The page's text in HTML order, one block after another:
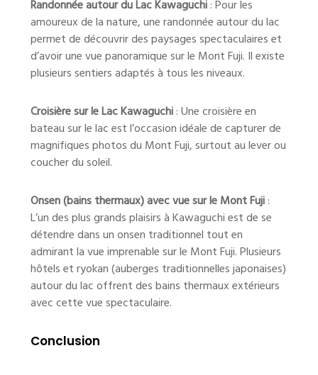
Randonnée autour du Lac Kawaguchi: Pour les
amoureux de la nature, une randonnée autour du lac
permet de découvrir des paysages spectaculaires et
d’avoir une vue panoramique sur le Mont Fuji. Il existe
plusieurs sentiers adaptés à tous les niveaux.
Croisière sur le Lac Kawaguchi: Une croisière en
bateau sur le lac est l’occasion idéale de capturer de
magnifiques photos du Mont Fuji, surtout au lever ou
coucher du soleil.
Onsen (bains thermaux) avec vue sur le Mont Fuji:
L’un des plus grands plaisirs à Kawaguchi est de se
détendre dans un onsen traditionnel tout en
admirant la vue imprenable sur le Mont Fuji. Plusieurs
hôtels et ryokan (auberges traditionnelles japonaises)
autour du lac offrent des bains thermaux extérieurs
avec cette vue spectaculaire.
Conclusion